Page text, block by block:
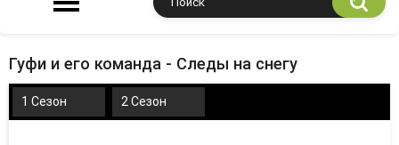
Гуфи и его команда - Следы на снегу
1 Сезон 2 Сезон